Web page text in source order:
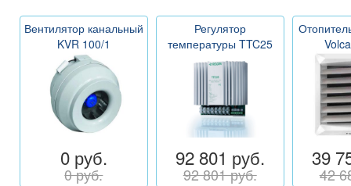
Вентилятор канальный
KVR 100/1
0 руб.
0 руб.
Регулятор
температуры TTC25
92 801 руб.
92 801 руб.
39
42